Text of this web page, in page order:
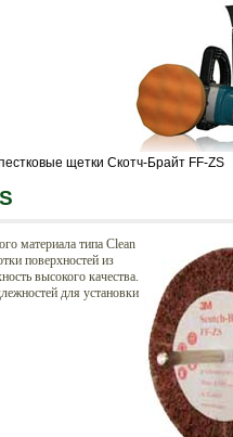
щетки Скотч-Брайт FF-ZS
материала типа Clean
поверхностей из
высокого качества.
для установки